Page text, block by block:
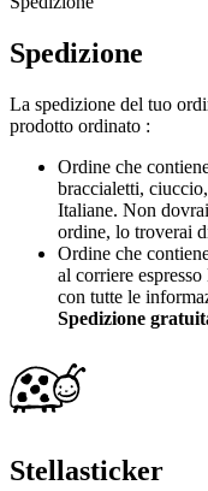
Spedizione
La spedizione del tuo
prodotto ordinato :
Ordine che
braccialetti,
Italiane. Non
ordine, lo troverai
Ordine che
al corriere
con tutte le
Spedizione
Stellasticker